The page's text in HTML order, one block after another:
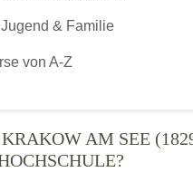
AM SEE
& Familie
von A-Z